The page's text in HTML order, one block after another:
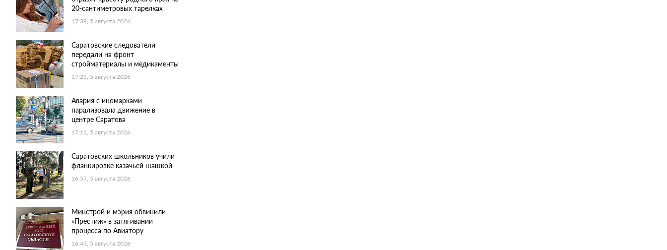
20-сантиметровых тарелках
17:39, 5 августа 2026
Саратовские следователи
передали на фронт
стройматериалы и медикаменты
17:25, 5 августа 2026
Авария с иномарками
парализовала движение в
центре Саратова
17:11, 5 августа 2026
Саратовских школьников учили
фланкировке казачьей шашкой
16:57, 5 августа 2026
Минстрой и мэрия обвинили
«Престиж» в затягивании
процесса по Авиатору
16:43, 5 августа 2026